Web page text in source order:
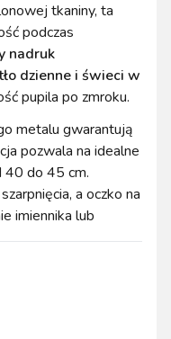
tkaniny, ta
podczas
nadruk
dzienne i świeci w
pupila po zmroku.
metalu gwarantują
pozwala na idealne
40 do 45 cm.
a oczko na
imiennika lub